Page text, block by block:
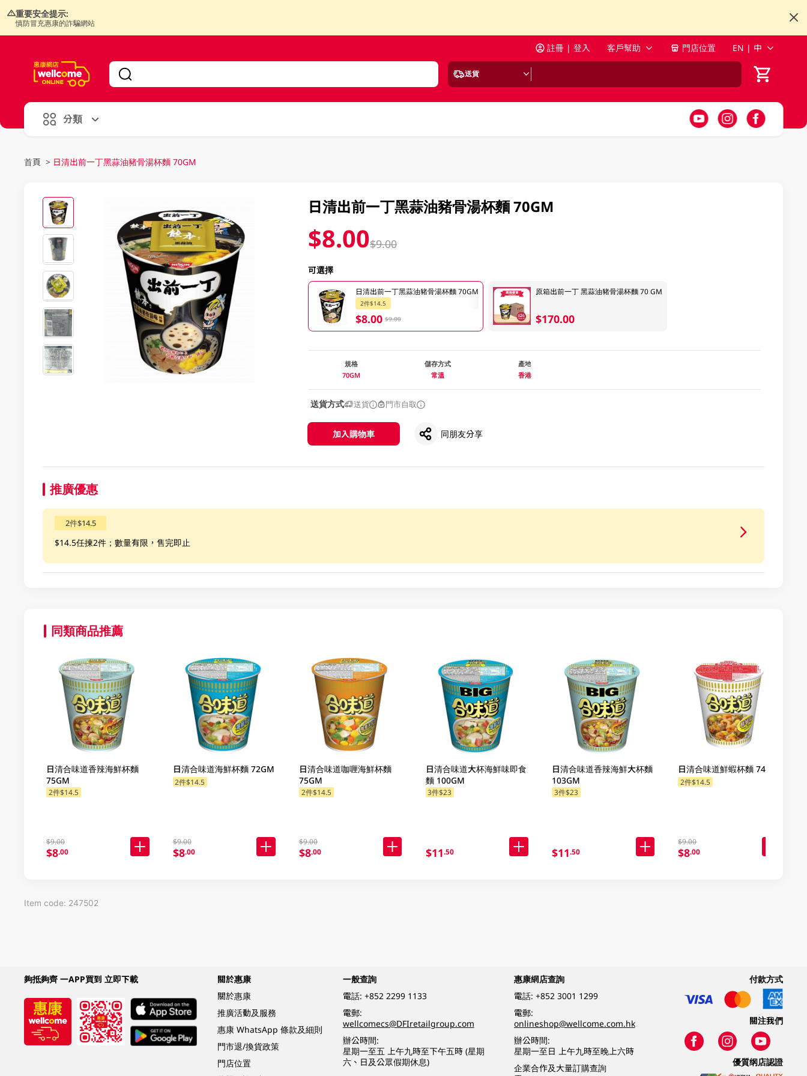
重要安全提示:
慎防冒充惠康的詐騙網站
註冊 | 登入 客戶幫助 門店位置 EN | 中
送貨
分類
首頁 > 日清出前一丁黑蒜油豬骨湯杯麵 70GM
日清出前一丁黑蒜油豬骨湯杯麵 70GM
$8.00$9.00
可選擇
日清出前一丁黑蒜油豬骨湯杯麵 70GM
2件$14.5
$8.00 $9.00
原箱出前一丁 黑蒜油豬骨湯杯麵 70 GM
$170.00
規格
70GM
儲存方式
常溫
產地
香港
送貨方式 送貨 門市自取
加入購物車 同朋友分享
推廣優惠
2件$14.5
$14.5任揀2件；數量有限，售完即止
同類商品推薦
日清合味道香辣海鮮杯麵
75GM
2件$14.5
$9.00
$8.00
日清合味道海鮮杯麵 72GM
2件$14.5
$9.00
$8.00
日清合味道咖喱海鮮杯麵
75GM
2件$14.5
$9.00
$8.00
日清合味道大杯海鮮味即食
麵 100GM
3件$23
$11.50
日清合味道香辣海鮮大杯麵
103GM
3件$23
$11.50
日清合味道鮮蝦杯麵 74GM
2件$14.5
$9.00
$8.00
Item code: 247502
夠抵夠齊 一APP買到 立即下載
關於惠康
關於惠康
推廣活動及服務
惠康 WhatsApp 條款及細則
門市退/換貨政策
門店位置
一般查詢
電話: +852 2299 1133
電郵:
wellcomecs@DFIretailgroup.com
辦公時間:
星期一至五 上午九時至下午五時 (星期
六、日及公眾假期休息)
惠康網店查詢
電話: +852 3001 1299
電郵:
onlineshop@wellcome.com.hk
辦公時間:
星期一至日 上午九時至晚上六時
企業合作及大量訂購查詢
付款方式
關注我們
優質纲店認證